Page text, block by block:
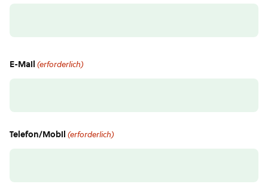
E-Mail (erforderlich)
Telefon/Mobil (erforderlich)